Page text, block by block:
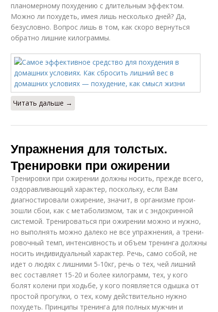
планомерному похудению с длительным эффектом.
Можно ли похудеть, имея лишь несколько дней? Да,
безусловно. Вопрос лишь в том, как скоро вернуться
обратно лишние килограммы.
Читать дальше →
Упражнения для толстых.
Тренировки при ожирении
Тренировки при ожирении должны носить, прежде всего,
оздоравливающий ха­рак­тер, поскольку, если Вам
диагностировали ожирение, значит, в организме про­и­
зош­ли сбои, как с метаболизмом, так и с эндокринной
системой. Тренироваться при ожи­ре­нии мож­но и нужно,
но выполнять можно далеко не все упражнения, а тре­ни­
ро­воч­ный темп, интенсивность и объем тренинга должны
носить индивидуальный ха­рак­тер. Речь, са­мо со­бой, не
идет о людях с лишними 5-10кг, речь о тех, чей лишний
вес сос­тав­ля­ет 15-20 и бо­лее килограмм, тех, у кого
болят колени при ходьбе, у кого по­яв­ля­ет­ся одыш­ка от
простой прогулки, о тех, кому действительно нужно
похудеть. Прин­ци­пы тре­нин­га для полных мужчин и